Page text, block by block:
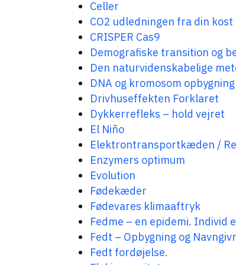
Celler
CO2 udledningen fra din kost
CRISPER Cas9
Demografiske transition og
Den naturvidenskabelige
DNA og kromosom opbygning
Drivhuseffekten Forklaret
Dykkerrefleks – hold vejret
El Niño
Elektrontransportkæden /
Enzymers optimum
Evolution
Fødekæder
Fødevares klimaaftryk
Fedme – en epidemi. Individ
Fedt – Opbygning og
Fedt fordøjelse.